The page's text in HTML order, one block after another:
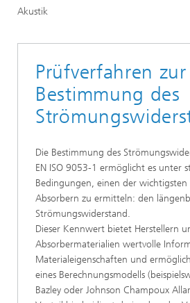
Akustik
Prüfverfahren zur
Bestimmung des
Die Bestimmung des
EN ISO 9053-1 ermöglicht es unter
Bedingungen, einen der
Absorbern zu ermitteln: den
Strömungswiderstand.
Dieser Kennwert bietet Herstellern
Absorbermaterialien wertvolle
Materialeigenschaften und
eines Berechnungsmodells
Bazley oder Johnson Champoux